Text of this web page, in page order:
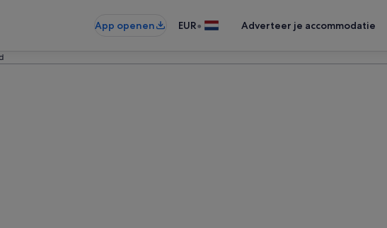
App openen EUR• Adverteer je accommodatie